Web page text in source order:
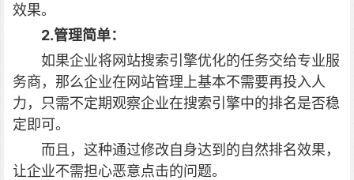
效果。
2.管理简单：
如果企业将网站搜索引擎优化的任务交给专业服
务商，那么企业在网站管理上基本不需要再投入人
力，只需不定期观察企业在搜索引擎中的排名是否稳
定即可。
而且，这种通过修改自身达到的自然排名效果，
让企业不需担心恶意点击的问题。